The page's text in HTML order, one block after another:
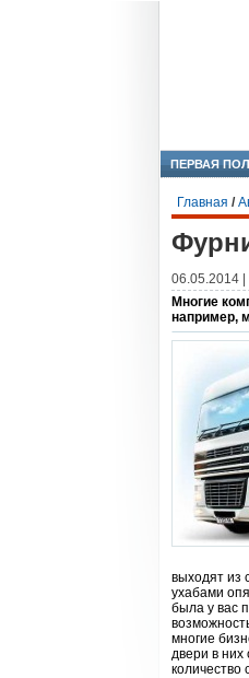
ПЕРВАЯ
Главная /
06.05.2014 |
Многие
например,
выходят из
ухабами
была у вас
многие
двери в них